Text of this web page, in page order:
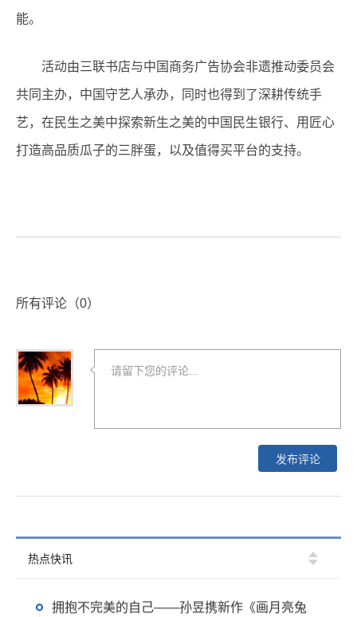
能。
活动由三联书店与中国商务广告协会非遗推动委员会
共同主办，中国守艺人承办，同时也得到了深耕传统手
艺，在民生之美中探索新生之美的中国民生银行、用匠心
打造高品质瓜子的三胖蛋，以及值得买平台的支持。
所有评论（0）
热点快讯
​从黄圣依“商学院搬进客厅”刷屏杭州书博会，看
天天社如何打造少儿知识漫画产品线
拥抱不完美的自己——孙昱携新作《画月亮兔